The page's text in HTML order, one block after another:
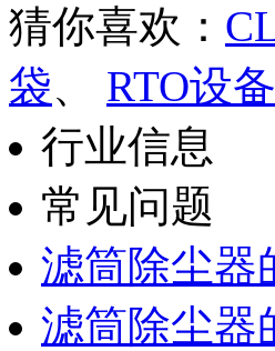
猜你喜欢：
袋、 RTO设
行业信息
常见问题
滤筒除尘器
滤筒除尘器